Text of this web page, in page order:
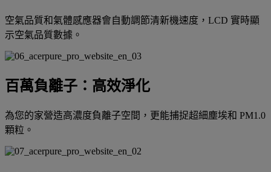
空氣品質和氣體感應器會自動調節清新機速度，LCD 實時顯
示空氣品質數據。
百萬負離子：高效淨化
為您的家營造高濃度負離子空間，更能捕捉超細塵埃和 PM1.0
顆粒。